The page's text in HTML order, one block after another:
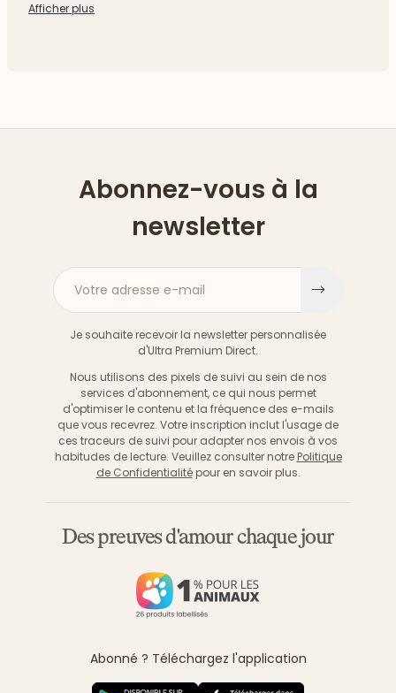
Afficher plus
Abonnez-vous à la
newsletter
Votre adresse e-mail
Je souhaite recevoir la newsletter personnalisée
d'Ultra Premium Direct.
Nous utilisons des pixels de suivi au sein de nos
services d'abonnement, ce qui nous permet
d'optimiser le contenu et la fréquence des e-mails
que vous recevrez. Votre inscription inclut l'usage de
ces traceurs de suivi pour adapter nos envois à vos
habitudes de lecture. Veuillez consulter notre Politique
de Confidentialitépour en savoir plus.
Des preuves d'amour chaque jour
Abonné ? Téléchargez l'application